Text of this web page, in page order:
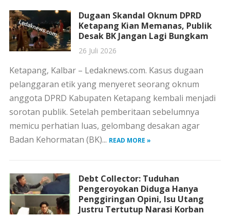
Dugaan Skandal Oknum DPRD
Ketapang Kian Memanas, Publik
Desak BK Jangan Lagi Bungkam
26 Juli 2026
Ketapang, Kalbar – Ledaknews.com. Kasus dugaan
pelanggaran etik yang menyeret seorang oknum
anggota DPRD Kabupaten Ketapang kembali menjadi
sorotan publik. Setelah pemberitaan sebelumnya
memicu perhatian luas, gelombang desakan agar
Badan Kehormatan (BK)... READ MORE »
Debt Collector: Tuduhan
Pengeroyokan Diduga Hanya
Penggiringan Opini, Isu Utang
Justru Tertutup Narasi Korban